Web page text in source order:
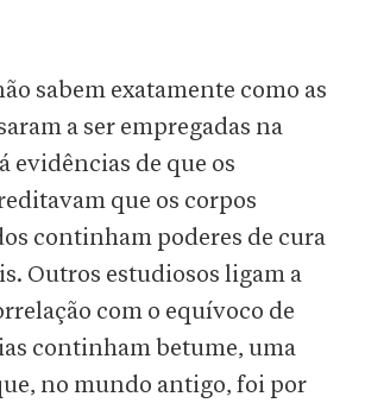
sabem exatamente como as
a ser empregadas na
evidências de que os
que os corpos
continham poderes de cura
Outros estudiosos ligam a
com o equívoco de
continham betume, uma
no mundo antigo, foi por